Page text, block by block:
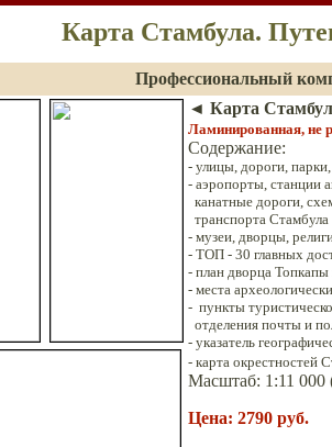
Карта Стамбула.
Профессиональный
◄ Карта
Ламинированная, не
Содержание:
- улицы, дороги,
- аэропорты, станции
канатные дороги,
транспорта Стамбула
- музеи, дворцы,
- ТОП - 30 главных
- план дворца Топкапы
- места
- пункты
отделения почты и
- указатель
- карта окрестностей
Масштаб: 1 :11 000
Цена: 2790 руб.